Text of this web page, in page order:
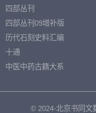
四部丛刊
四部丛刊09增补版
历代石刻史料汇编
十通
中医中药古籍大系
© 2024-北京书同文